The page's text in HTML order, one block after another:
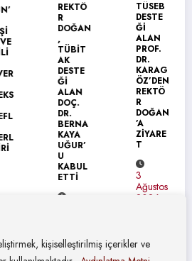
kişiselleştirilmiş içerikler ve
REKTÖ
R
DOĞAN
TÜBİT
AK
DESTE
Ğİ
ALAN
DOÇ.
DR.
BERNA
KAYA
UĞUR’
U
KABUL
ETTİ
TÜSEB
DESTE
Ğİ
ALAN
PROF.
DR.
KARAG
ÖZ’DEN
REKTÖ
R
DOĞAN
’A
ZİYARE
T
3
Ağustos
2026